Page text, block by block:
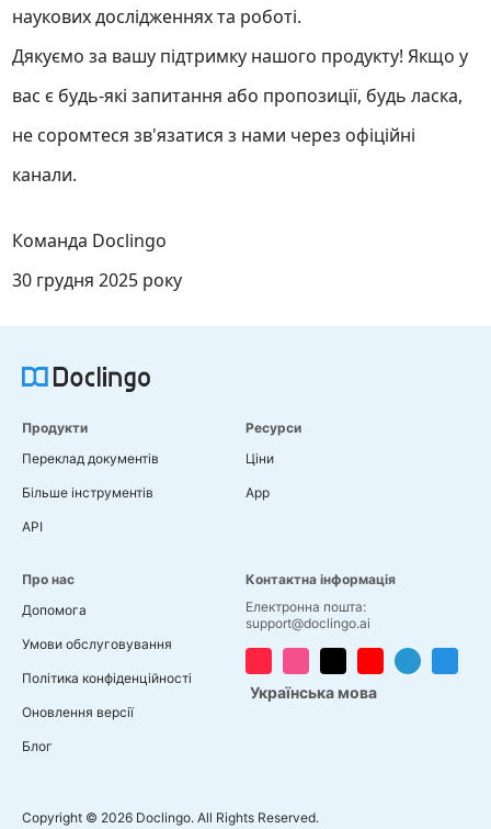
наукових дослідженнях та роботі.
Дякуємо за вашу підтримку нашого продукту! Якщо у
вас є будь-які запитання або пропозиції, будь ласка,
не соромтеся зв'язатися з нами через офіційні
канали.
Команда Doclingo
30 грудня 2025 року
Продукти
Переклад документів
Більше інструментів
API
Ресурси
Ціни
App
Про нас
Допомога
Умови обслуговування
Політика конфіденційності
Оновлення версії
Блог
Контактна інформація
Електронна пошта:
support@doclingo.ai
Українська мова
Copyright © 2026 Doclingo. All Rights Reserved.